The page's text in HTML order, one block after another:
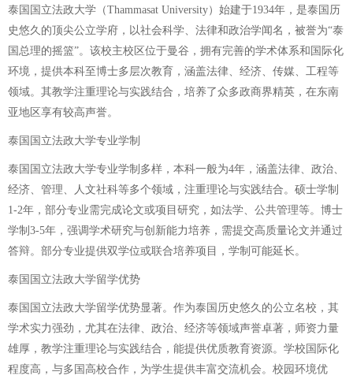
泰国国立法政大学（Thammasat University）始建于1934年，是泰国历
史悠久的顶尖公立学府，以社会科学、法律和政治学闻名，被誉为“泰
国总理的摇篮”。该校主校区位于曼谷，拥有完善的学术体系和国际化
环境，提供本科至博士多层次教育，涵盖法律、经济、传媒、工程等
领域。其教学注重理论与实践结合，培养了众多政商界精英，在东南
亚地区享有较高声誉。
泰国国立法政大学专业学制
泰国国立法政大学专业学制多样，本科一般为4年，涵盖法律、政治、
经济、管理、人文社科等多个领域，注重理论与实践结合。硕士学制
1-2年，部分专业需完成论文或项目研究，如法学、公共管理等。博士
学制3-5年，强调学术研究与创新能力培养，需提交高质量论文并通过
答辩。部分专业提供双学位或联合培养项目，学制可能延长。
泰国国立法政大学留学优势
泰国国立法政大学留学优势显著。作为泰国历史悠久的公立名校，其
学术实力强劲，尤其在法律、政治、经济等领域声誉卓著，师资力量
雄厚，教学注重理论与实践结合，能提供优质教育资源。学校国际化
程度高，与多国高校合作，为学生提供丰富交流机会。校园环境优